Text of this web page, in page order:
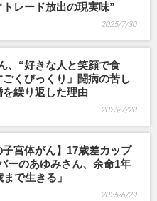
レード放出の現実味”
2025/7/30
、“好きな人と笑顔で食
くびっくり」闘病の苦し
繰り返した理由
2025/7/20
子宮体がん】17歳差カップ
ーのあゆみさん、余命1年
で生きる」
2025/6/29